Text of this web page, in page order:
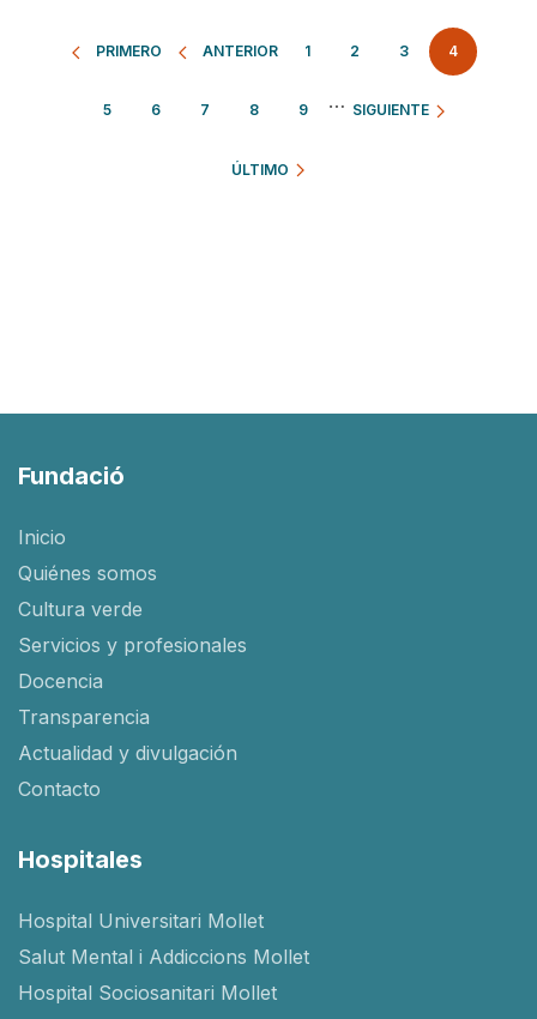
Paginación
PRIMERO ANTERIOR PÁGINA
1 PÁGINA
2 PÁGINA
3 4
PÁGINA
5 PÁGINA
6 PÁGINA
7 PÁGINA
8 PÁGINA
9 … SIGUIENTE
ÚLTIMO
Fundació
Inicio
Quiénes somos
Cultura verde
Servicios y profesionales
Docencia
Transparencia
Actualidad y divulgación
Contacto
Hospitales
Hospital Universitari Mollet
Salut Mental i Addiccions Mollet
Hospital Sociosanitari Mollet